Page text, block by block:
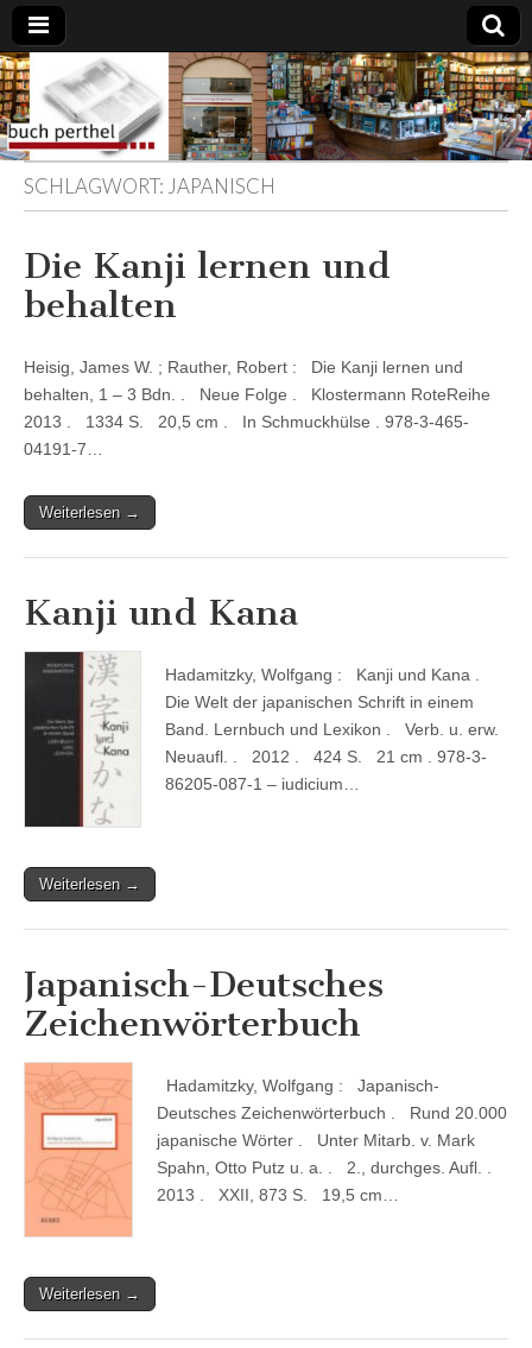
Buchhandlung
am Gasteig
SCHLAGWORT: JAPANISCH
Die Kanji lernen und
behalten
Heisig, James W. ; Rauther, Robert : Die Kanji lernen und
behalten, 1 – 3 Bdn. . Neue Folge . Klostermann RoteReihe
2013 . 1334 S. 20,5 cm . In Schmuckhülse . 978-3-465-
04191-7…
Weiterlesen →
Kanji und Kana
Hadamitzky, Wolfgang : Kanji und Kana .
Die Welt der japanischen Schrift in einem
Band. Lernbuch und Lexikon . Verb. u. erw.
Neuaufl. . 2012 . 424 S. 21 cm . 978-3-
86205-087-1 – iudicium…
Weiterlesen →
Japanisch-Deutsches
Zeichenwörterbuch
Hadamitzky, Wolfgang : Japanisch-
Deutsches Zeichenwörterbuch . Rund 20.000
japanische Wörter . Unter Mitarb. v. Mark
Spahn, Otto Putz u. a. . 2., durchges. Aufl. .
2013 . XXII, 873 S. 19,5 cm…
Weiterlesen →